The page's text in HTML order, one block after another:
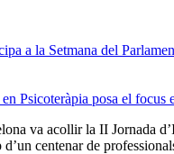
a la Setmana del
Psicoteràpia posa el
va acollir la II Jornada
centenar de